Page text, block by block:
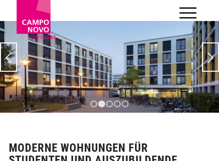
1 2 3 4 5
MODERNE WOHNUNGEN FÜR